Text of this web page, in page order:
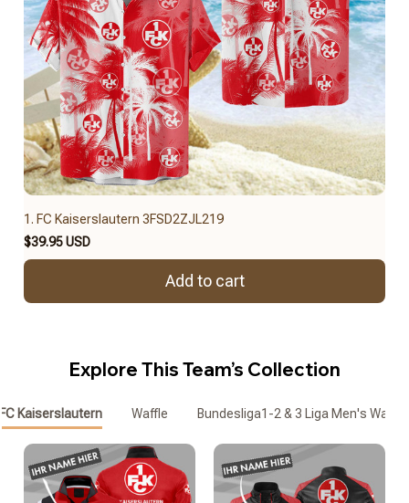
1. FC Kaiserslautern 3FSD2ZJL219
$39.95 USD
Add to cart
Explore This Team’s Collection
Kaiserslautern Waffle Bundesliga1-2 & 3 Liga Men's